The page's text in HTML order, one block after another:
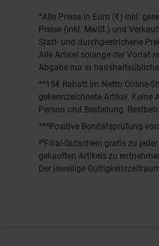
Fußnoten
*Alle Preise in Euro (€) inkl.
Preise (inkl. MwSt.) und
Statt- und durchgestrichene
Alle Artikel solange der Vorrat
Abgabe nur in
**15€ Rabatt im Netto Online-
gekennzeichnete Artikel. Keine
Person und Bestellung.
***Positive Bonitätsprüfung
²⁰Filial-Gutschein gratis zu
gekauften Artikels zu
Der jeweilige